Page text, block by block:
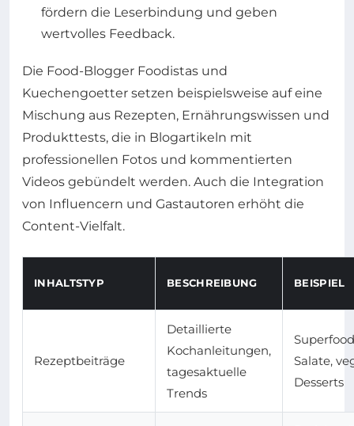
fördern die Leserbindung und geben
wertvolles Feedback.
Die Food-Blogger Foodistas und
Kuechengoetter setzen beispielsweise auf eine
Mischung aus Rezepten, Ernährungswissen und
Produkttests, die in Blogartikeln mit
professionellen Fotos und kommentierten
Videos gebündelt werden. Auch die Integration
von Influencern und Gastautoren erhöht die
Content-Vielfalt.
INHALTSTYP BESCHREIBUNG BEISPIEL
Rezeptbeiträge
Detaillierte
Kochanleitungen,
tagesaktuelle
Trends
Salate,
Desserts